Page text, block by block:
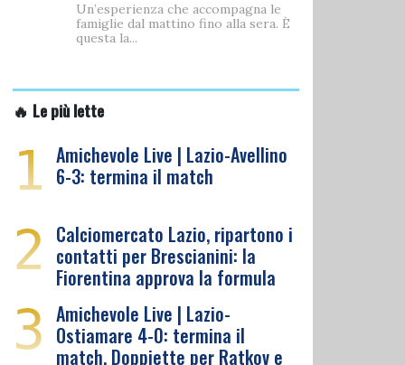
Un’esperienza che accompagna le
famiglie dal mattino fino alla sera. È
questa la...
🔥 Le più lette
1 Amichevole Live | Lazio-Avellino
6-3: termina il match
2 Calciomercato Lazio, ripartono i
contatti per Brescianini: la
Fiorentina approva la formula
3 Amichevole Live | Lazio-
Ostiamare 4-0: termina il
match. Doppiette per Ratkov e